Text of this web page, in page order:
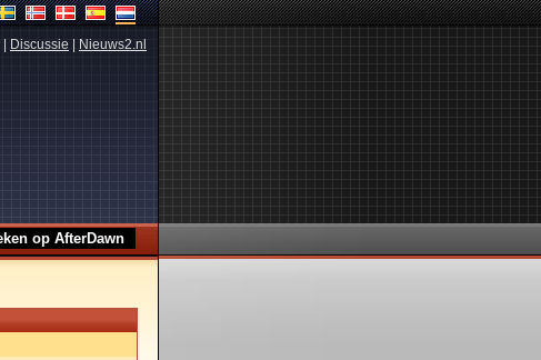
Discussie Nieuws2.nl